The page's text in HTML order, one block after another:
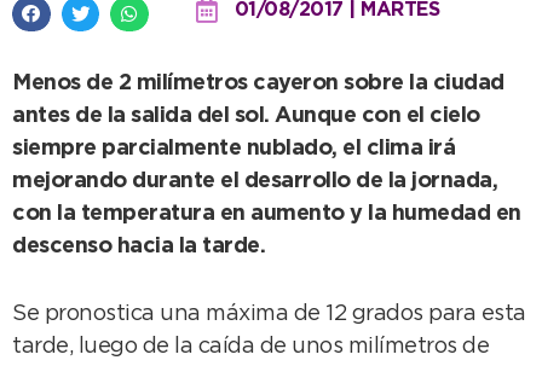
01/08/2017 | MARTES
Menos de 2 milímetros cayeron sobre la ciudad
antes de la salida del sol. Aunque con el cielo
siempre parcialmente nublado, el clima irá
mejorando durante el desarrollo de la jornada,
con la temperatura en aumento y la humedad en
descenso hacia la tarde.
Se pronostica una máxima de 12 grados para esta
tarde, luego de la caída de unos milímetros de